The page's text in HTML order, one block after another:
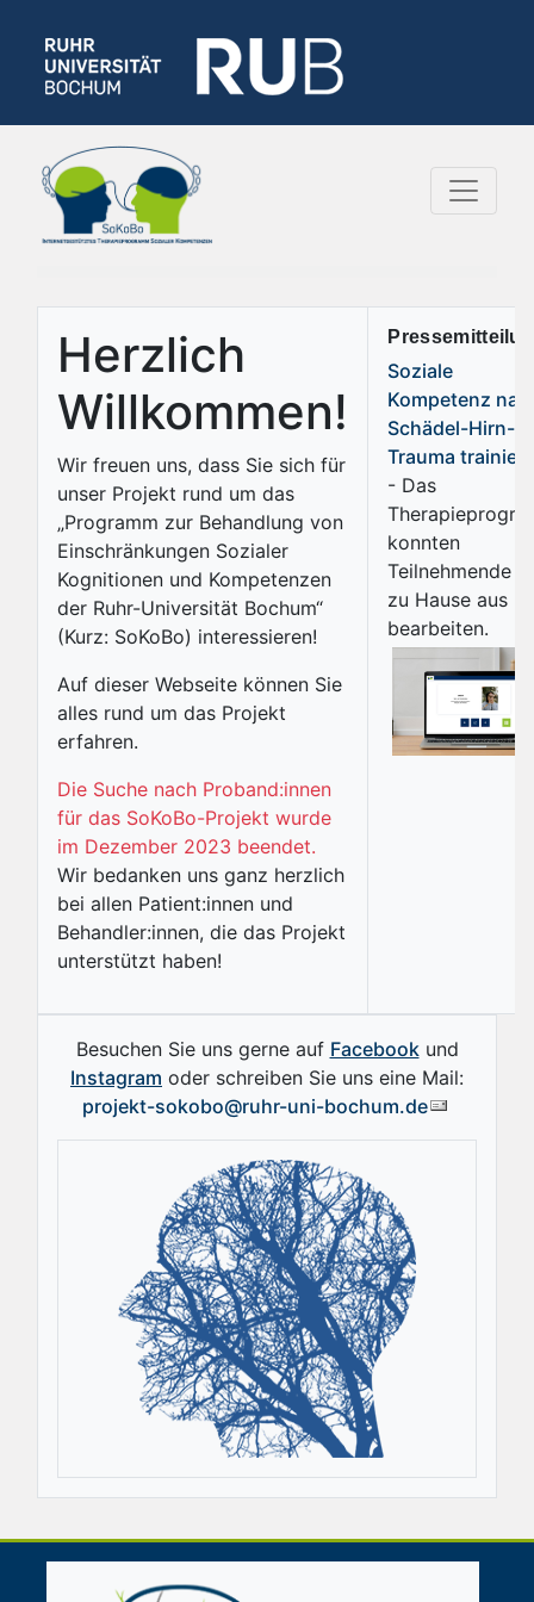
Herzlich
Willkommen!
Wir freuen uns, dass Sie sich für
unser Projekt rund um das
„Programm zur Behandlung von
Einschränkungen Sozialer
Kognitionen und Kompetenzen
der Ruhr-Universität Bochum“
(Kurz: SoKoBo) interessieren!
Auf dieser Webseite können Sie
alles rund um das Projekt
erfahren.
Die Suche nach Proband:innen
für das SoKoBo-Projekt wurde
im Dezember 2023 beendet.
Wir bedanken uns ganz herzlich
bei allen Patient:innen und
Behandler:innen, die das Projekt
unterstützt haben!
Soziale
Kompetenz
Schädel-Hirn-
Trauma
- Das
konnten
Teilnehmende
zu Hause aus
bearbeiten.
Besuchen Sie uns gerne auf Facebookund
Instagram oder schreiben Sie uns eine Mail:
projekt-sokobo@ruhr-uni-bochum.de